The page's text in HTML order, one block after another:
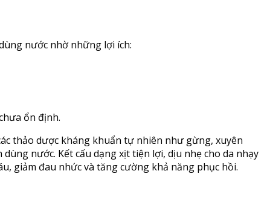
nước nhờ những lợi ích:
ổn định.
thảo dược kháng khuẩn tự nhiên như gừng, xuyên
nước. Kết cấu dạng xịt tiện lợi, dịu nhẹ cho da nhạy
giảm đau nhức và tăng cường khả năng phục hồi.